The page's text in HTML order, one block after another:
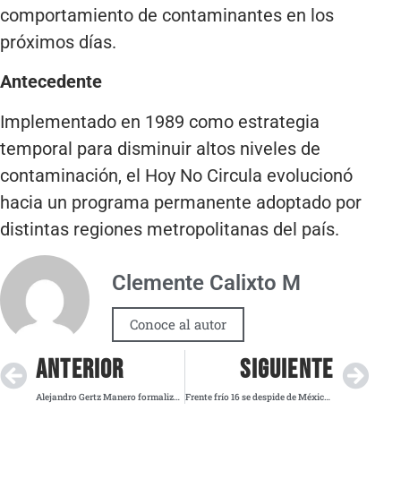
comportamiento de contaminantes en los
próximos días.
Antecedente
Implementado en 1989 como estrategia
temporal para disminuir altos niveles de
contaminación, el Hoy No Circula evolucionó
hacia un programa permanente adoptado por
distintas regiones metropolitanas del país.
Clemente Calixto M
Conoce al autor
ANTERIOR
Alejandro Gertz Manero formaliza su retiro de la FGR y solicita ratificación como embajador
SIGUIENTE
Frente frío 16 se despide de México con lluvias y bajas temperaturas este viernes